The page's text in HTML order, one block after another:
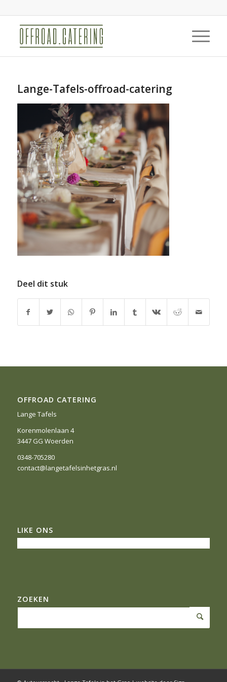
Lange-Tafels-offroad-catering
Deel dit stuk
OFFROAD CATERING
Lange Tafels
Korenmolenlaan 4
3447 GG Woerden
0348-705280
contact@langetafelsinhetgras.nl
LIKE ONS
ZOEKEN